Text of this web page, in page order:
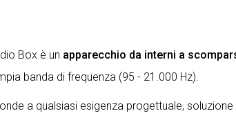
Box è un apparecchio da interni a
banda di frequenza (95 - 21.000 Hz).
a qualsiasi esigenza progettuale,